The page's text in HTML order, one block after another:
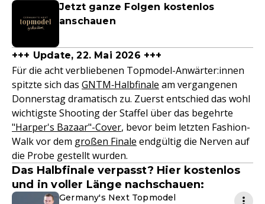
Jetzt ganze Folgen kostenlos
anschauen
+++ Update, 22. Mai 2026 +++
Für die acht verbliebenen Topmodel-Anwärter:innen
spitzte sich das GNTM‑Halbfinale am vergangenen
Donnerstag dramatisch zu. Zuerst entschied das wohl
wichtigste Shooting der Staffel über das begehrte
"Harper's Bazaar"-Cover, bevor beim letzten Fashion-
Walk vor dem großen Finale endgültig die Nerven auf
die Probe gestellt wurden.
Das Halbfinale verpasst? Hier kostenlos
und in voller Länge nachschauen:
Germany's Next Topmodel